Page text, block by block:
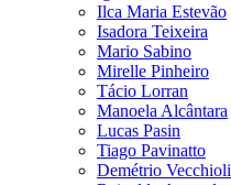
Ilca Maria Estevão
Isadora Teixeira
Mario Sabino
Mirelle Pinheiro
Tácio Lorran
Manoela Alcântara
Lucas Pasin
Tiago Pavinatto
Demétrio Vecchioli